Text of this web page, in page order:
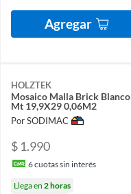
Agregar
HOLZTEK
Mosaico Malla Brick Blanco
Mt 19,9X29 0,06M2
Por SODIMAC
$ 1.990
6cuotas sin interés
Llega en 2 horas